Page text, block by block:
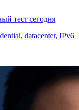
тест сегодня
datacenter, IPv6